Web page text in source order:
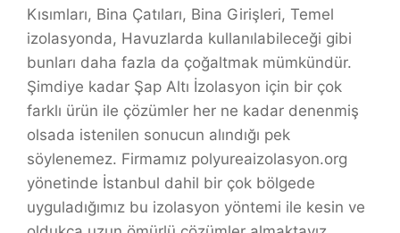
Kısımları, Bina Çatıları, Bina Girişleri, Temel
izolasyonda, Havuzlarda kullanılabileceği gibi
bunları daha fazla da çoğaltmak mümkündür.
Şimdiye kadar Şap Altı İzolasyon için bir çok
farklı ürün ile çözümler her ne kadar denenmiş
olsada istenilen sonucun alındığı pek
söylenemez. Firmamız polyureaizolasyon.org
yönetinde İstanbul dahil bir çok bölgede
uyguladığımız bu izolasyon yöntemi ile kesin ve